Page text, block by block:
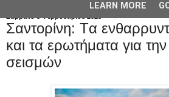
Σαντορίνη: Tα
και τα ερωτήματα για
σεισμών
LEARN MORE